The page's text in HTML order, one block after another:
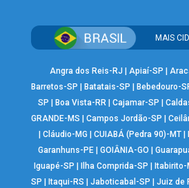
MAIS
Angra dos Reis-RJ Apiaí-SP
Barretos-SP
Batatais-SP Bebedouro-
SP
Boa Vista-RR |Cajamar-SP |
GRANDE-MS
Campos Jordão-SP
Cláudio-MG CUIABÁ (Pedra 90)-MT|
Garanhuns-PE |GOIÂNIA-GO |
Iguapé-SP
Ilha Comprida-SP Itabirito-
SP
Itaqui-RS |Jaboticabal-SP |Juiz de